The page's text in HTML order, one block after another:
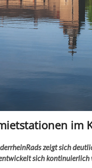
im
zeigt sich
sich kontinuierlich